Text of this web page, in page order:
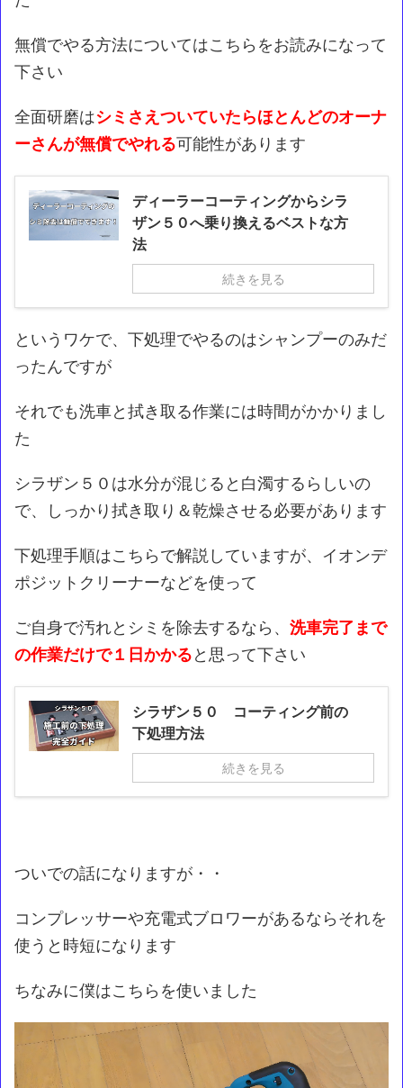
無償でやる方法についてはこちらをお読みになって
下さい
全面研磨はシミさえついていたらほとんどのオーナ
ーさんが無償でやれる可能性があります
ディーラーコーティングからシラ
ザン５０へ乗り換えるベストな方
法
続きを見る
というワケで、下処理でやるのはシャンプーのみだ
ったんですが
それでも洗車と拭き取る作業には時間がかかりまし
た
シラザン５０は水分が混じると白濁するらしいの
で、しっかり拭き取り＆乾燥させる必要があります
下処理手順はこちらで解説していますが、イオンデ
ポジットクリーナーなどを使って
ご自身で汚れとシミを除去するなら、 洗車完了まで
の作業だけで１日かかると思って下さい
シラザン５０ コーティング前の
下処理方法
続きを見る
ついでの話になりますが・・
コンプレッサーや充電式ブロワーがあるならそれを
使うと時短になります
ちなみに僕はこちらを使いました